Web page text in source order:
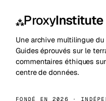
⁂ProxyInstitute
Une archive multilingue
Guides éprouvés sur le
commentaires éthiques
centre de données.
FONDÉ EN 2026 ·